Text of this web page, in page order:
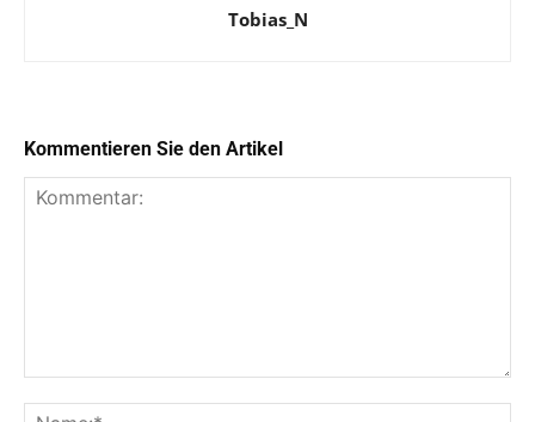
Tobias_N
Kommentieren Sie den Artikel